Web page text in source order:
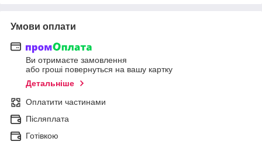
Умови оплати
Ви отримаєте замовлення
або гроші повернуться на вашу картку
Детальніше
Оплатити частинами
Післяплата
Готівкою